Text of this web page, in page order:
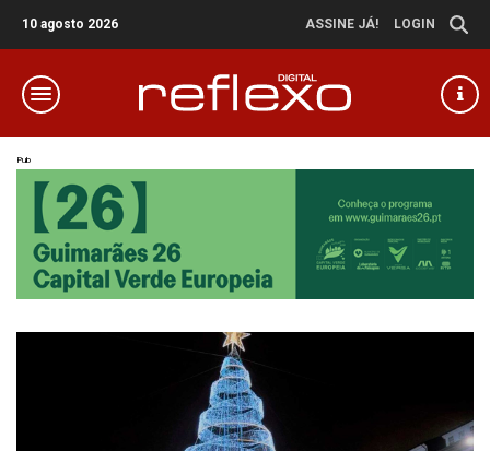
10 agosto 2026 ASSINE JÁ! LOGIN
Pub